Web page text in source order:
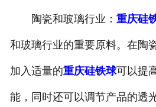
陶瓷和玻璃行业： 重庆硅
和玻璃行业的重要原料。在陶
加入适量的重庆硅铁球可以提
能，同时还可以调节产品的透